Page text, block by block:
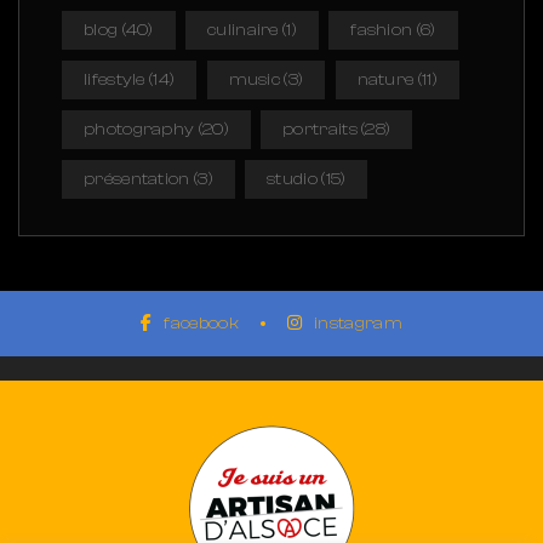
blog (40) culinaire (1) fashion (6)
lifestyle (14) music(3) nature (11)
photography (20) portraits(28)
présentation (3) studio(15)
facebook instagram